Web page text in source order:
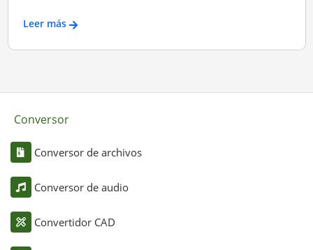
Leer más
Conversor
Conversor de archivos
Conversor de audio
Convertidor CAD